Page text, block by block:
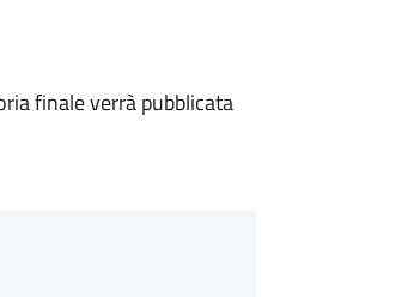
finale verrà pubblicata